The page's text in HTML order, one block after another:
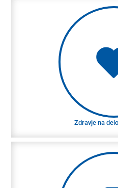
Zdravje na
Zdravje na
Vaše zdravje nam je
visokokakovostno,
mesto. Redno